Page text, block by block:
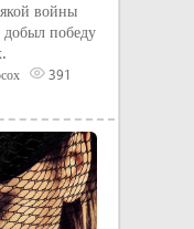
войны
добыл победу
391